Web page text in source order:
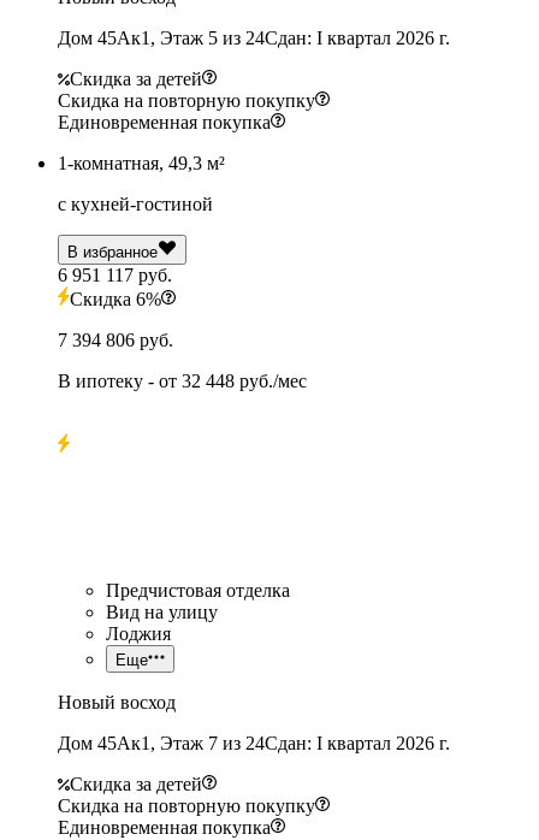
Дом 45Ак1, Этаж 5 из 24Сдан: I квартал 2026 г.
Скидка за детей
Скидка на повторную покупку
Единовременная покупка
1-комнатная, 49,3 м²
с кухней-гостиной
В избранное
6 951 117 руб.
Скидка 6%
7 394 806 руб.
В ипотеку - от 32 448 руб./мес
Предчистовая отделка
Вид на улицу
Лоджия
Еще
Новый восход
Дом 45Ак1, Этаж 7 из 24Сдан: I квартал 2026 г.
Скидка за детей
Скидка на повторную покупку
Единовременная покупка